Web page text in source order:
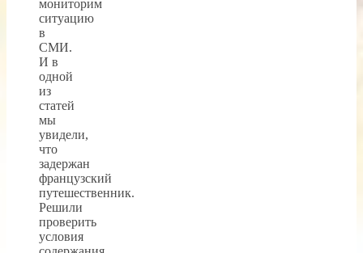
мониторим
ситуацию
в
СМИ.
И в
одной
из
статей
мы
увидели,
что
задержан
французский
путешественник.
Решили
проверить
условия